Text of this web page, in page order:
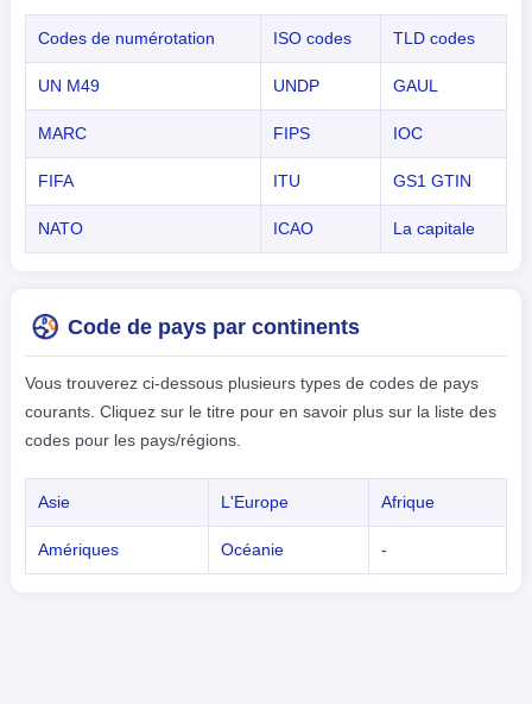
Codes de numérotation ISO codes TLD codes
UN M49 UNDP GAUL
MARC FIPS IOC
FIFA ITU GS1 GTIN
NATO ICAO La capitale
Code de pays par continents
Vous trouverez ci-dessous plusieurs types de codes de pays
courants. Cliquez sur le titre pour en savoir plus sur la liste des
codes pour les pays/régions.
Asie L'Europe Afrique
Amériques Océanie -